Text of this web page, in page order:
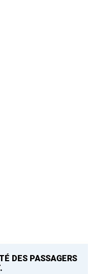
DES PASSAGERS